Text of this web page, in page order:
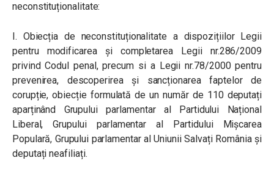
neconstituționalitate:
I. Obiecția de neconstituționalitate a dispozițiilor Legii
pentru modificarea și completarea Legii nr.286/2009
privind Codul penal, precum si a Legii nr.78/2000 pentru
prevenirea, descoperirea și sancționarea faptelor de
corupție, obiecție formulată de un număr de 110 deputați
aparținând Grupului parlamentar al Partidului Național
Liberal, Grupului parlamentar al Partidului Mișcarea
Populară, Grupului parlamentar al Uniunii Salvați România și
deputați neafiliați.